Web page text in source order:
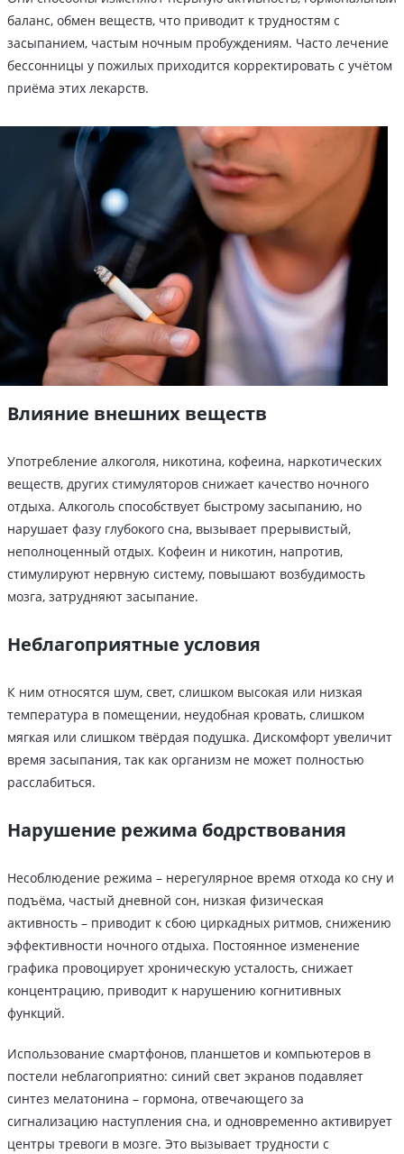
баланс, обмен веществ, что приводит к трудностям с
засыпанием, частым ночным пробуждениям. Часто лечение
бессонницы у пожилых приходится корректировать с учётом
приёма этих лекарств.
Влияние внешних веществ
Употребление алкоголя, никотина, кофеина, наркотических
веществ, других стимуляторов снижает качество ночного
отдыха. Алкоголь способствует быстрому засыпанию, но
нарушает фазу глубокого сна, вызывает прерывистый,
неполноценный отдых. Кофеин и никотин, напротив,
стимулируют нервную систему, повышают возбудимость
мозга, затрудняют засыпание.
Неблагоприятные условия
К ним относятся шум, свет, слишком высокая или низкая
температура в помещении, неудобная кровать, слишком
мягкая или слишком твёрдая подушка. Дискомфорт увеличит
время засыпания, так как организм не может полностью
расслабиться.
Нарушение режима бодрствования
Несоблюдение режима – нерегулярное время отхода ко сну и
подъёма, частый дневной сон, низкая физическая
активность – приводит к сбою циркадных ритмов, снижению
эффективности ночного отдыха. Постоянное изменение
графика провоцирует хроническую усталость, снижает
концентрацию, приводит к нарушению когнитивных
функций.
Использование смартфонов, планшетов и компьютеров в
постели неблагоприятно: синий свет экранов подавляет
синтез мелатонина – гормона, отвечающего за
сигнализацию наступления сна, и одновременно активирует
центры тревоги в мозге. Это вызывает трудности с